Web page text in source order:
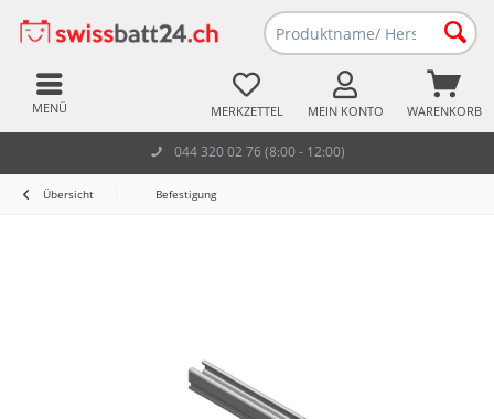
044 320 02 76 (8:00 - 12:00)
WARENKORB
MERKZETTEL MEIN KONTO
MENÜ
Übersicht Befestigung